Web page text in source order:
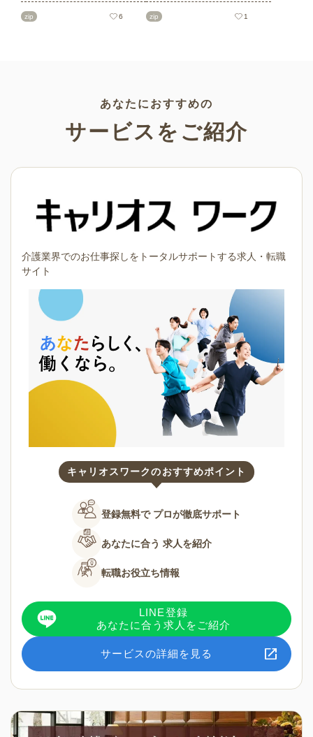
の印刷用テンプレート、飾り
zip 6
リーの可愛くておしゃれなイ
なシーンでご活用ください！
zip 1
あなたにおすすめの
サービスをご紹介
介護業界でのお仕事探しをトータルサポートする求人・転職
サイト
キャリオスワークのおすすめポイント
登録無料で プロが徹底サポート
あなたに合う 求人を紹介
転職お役立ち情報
LINE登録
あなたに合う求人をご紹介
サービスの詳細を見る